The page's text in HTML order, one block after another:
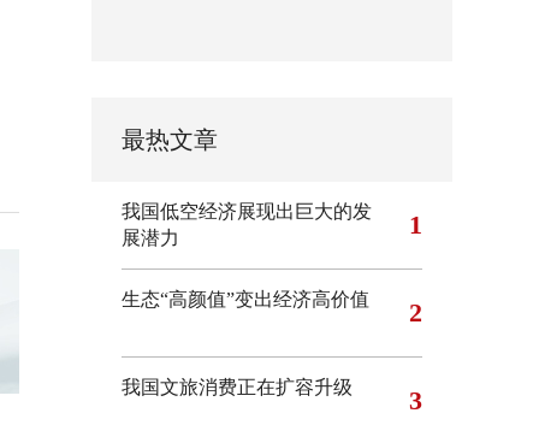
最热文章
我国低空经济展现出巨大的发
展潜力
1
生态“高颜值”变出经济高价值 2
我国文旅消费正在扩容升级 3